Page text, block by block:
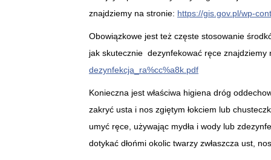
znajdziemy na stronie: https://gis.gov.pl/wp-
Obowiązkowe jest też częste stosowanie
jak skutecznie dezynfekować ręce
dezynfekcja_ra%cc%a8k.pdf
Konieczna jest właściwa higiena dróg
zakryć usta i nos zgiętym łokciem lub
umyć ręce, używając mydła i wody lub
dotykać dłońmi okolic twarzy zwłaszcza ust,